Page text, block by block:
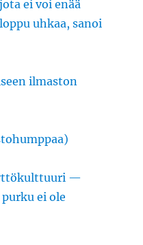
ei voi enää
uhkaa, sanoi
ilmaston
—
ei ole